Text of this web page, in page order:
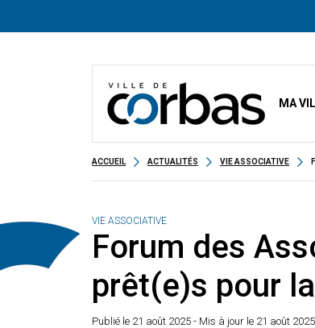
MA
ACCUEIL ACTUALITÉS VIE ASSOCIATIVE
VIE ASSOCIATIVE
Forum des
prêt(e)s pour
Publié le 21 août 2025 - Mis à jour le 21 août 2025